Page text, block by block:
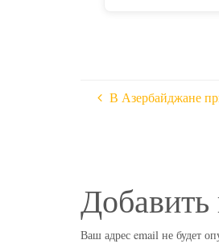
В Азербайджане
Ваш адрес email не будет